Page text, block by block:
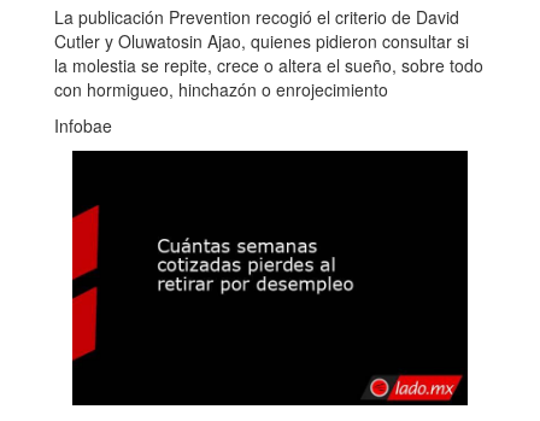
La publicación Prevention recogió el criterio de David
Cutler y Oluwatosin Ajao, quienes pidieron consultar si
la molestia se repite, crece o altera el sueño, sobre todo
con hormigueo, hinchazón o enrojecimiento
Infobae